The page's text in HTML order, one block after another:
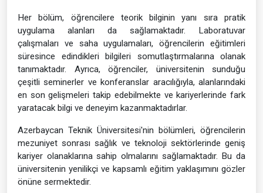
Her bölüm, öğrencilere teorik bilginin yanı sıra pratik
uygulama alanları da sağlamaktadır. Laboratuvar
çalışmaları ve saha uygulamaları, öğrencilerin eğitimleri
süresince edindikleri bilgileri somutlaştırmalarına olanak
tanımaktadır. Ayrıca, öğrenciler, üniversitenin sunduğu
çeşitli seminerler ve konferanslar aracılığıyla, alanlarındaki
en son gelişmeleri takip edebilmekte ve kariyerlerinde fark
yaratacak bilgi ve deneyim kazanmaktadırlar.
Azerbaycan Teknik Üniversitesi'nin bölümleri, öğrencilerin
mezuniyet sonrası sağlık ve teknoloji sektörlerinde geniş
kariyer olanaklarına sahip olmalarını sağlamaktadır. Bu da
üniversitenin yenilikçi ve kapsamlı eğitim yaklaşımını gözler
önüne sermektedir.